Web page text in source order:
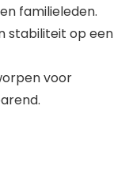
familieleden.
stabiliteit op een
voor